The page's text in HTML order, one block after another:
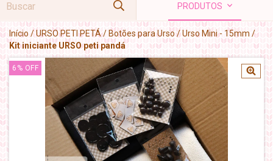
PRODUTOS
Início /URSO PETI PETÁ/Botões para Urso /Urso Mini - 15mm /
Kit iniciante URSO peti pandá
6 % OFF